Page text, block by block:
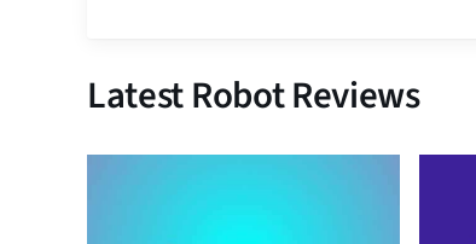
Latest Robot Reviews